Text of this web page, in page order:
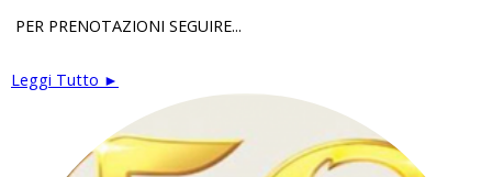
PER PRENOTAZIONI SEGUIRE...
Leggi Tutto ►